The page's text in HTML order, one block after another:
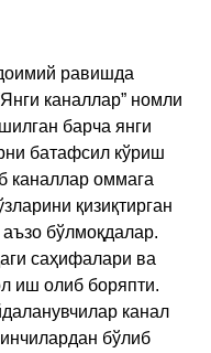
равишда
каналлар” номли
барча янги
батафсил кўриш
каналлар оммага
қизиқтирган
бўлмоқдалар.
саҳифалари ва
иш олиб боряпти.
канал
бўлиб